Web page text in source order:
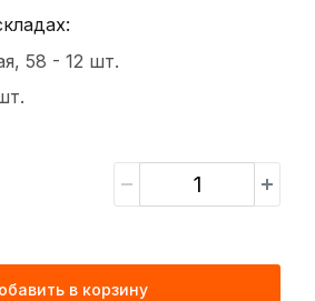
58 - 12 шт.
в корзину